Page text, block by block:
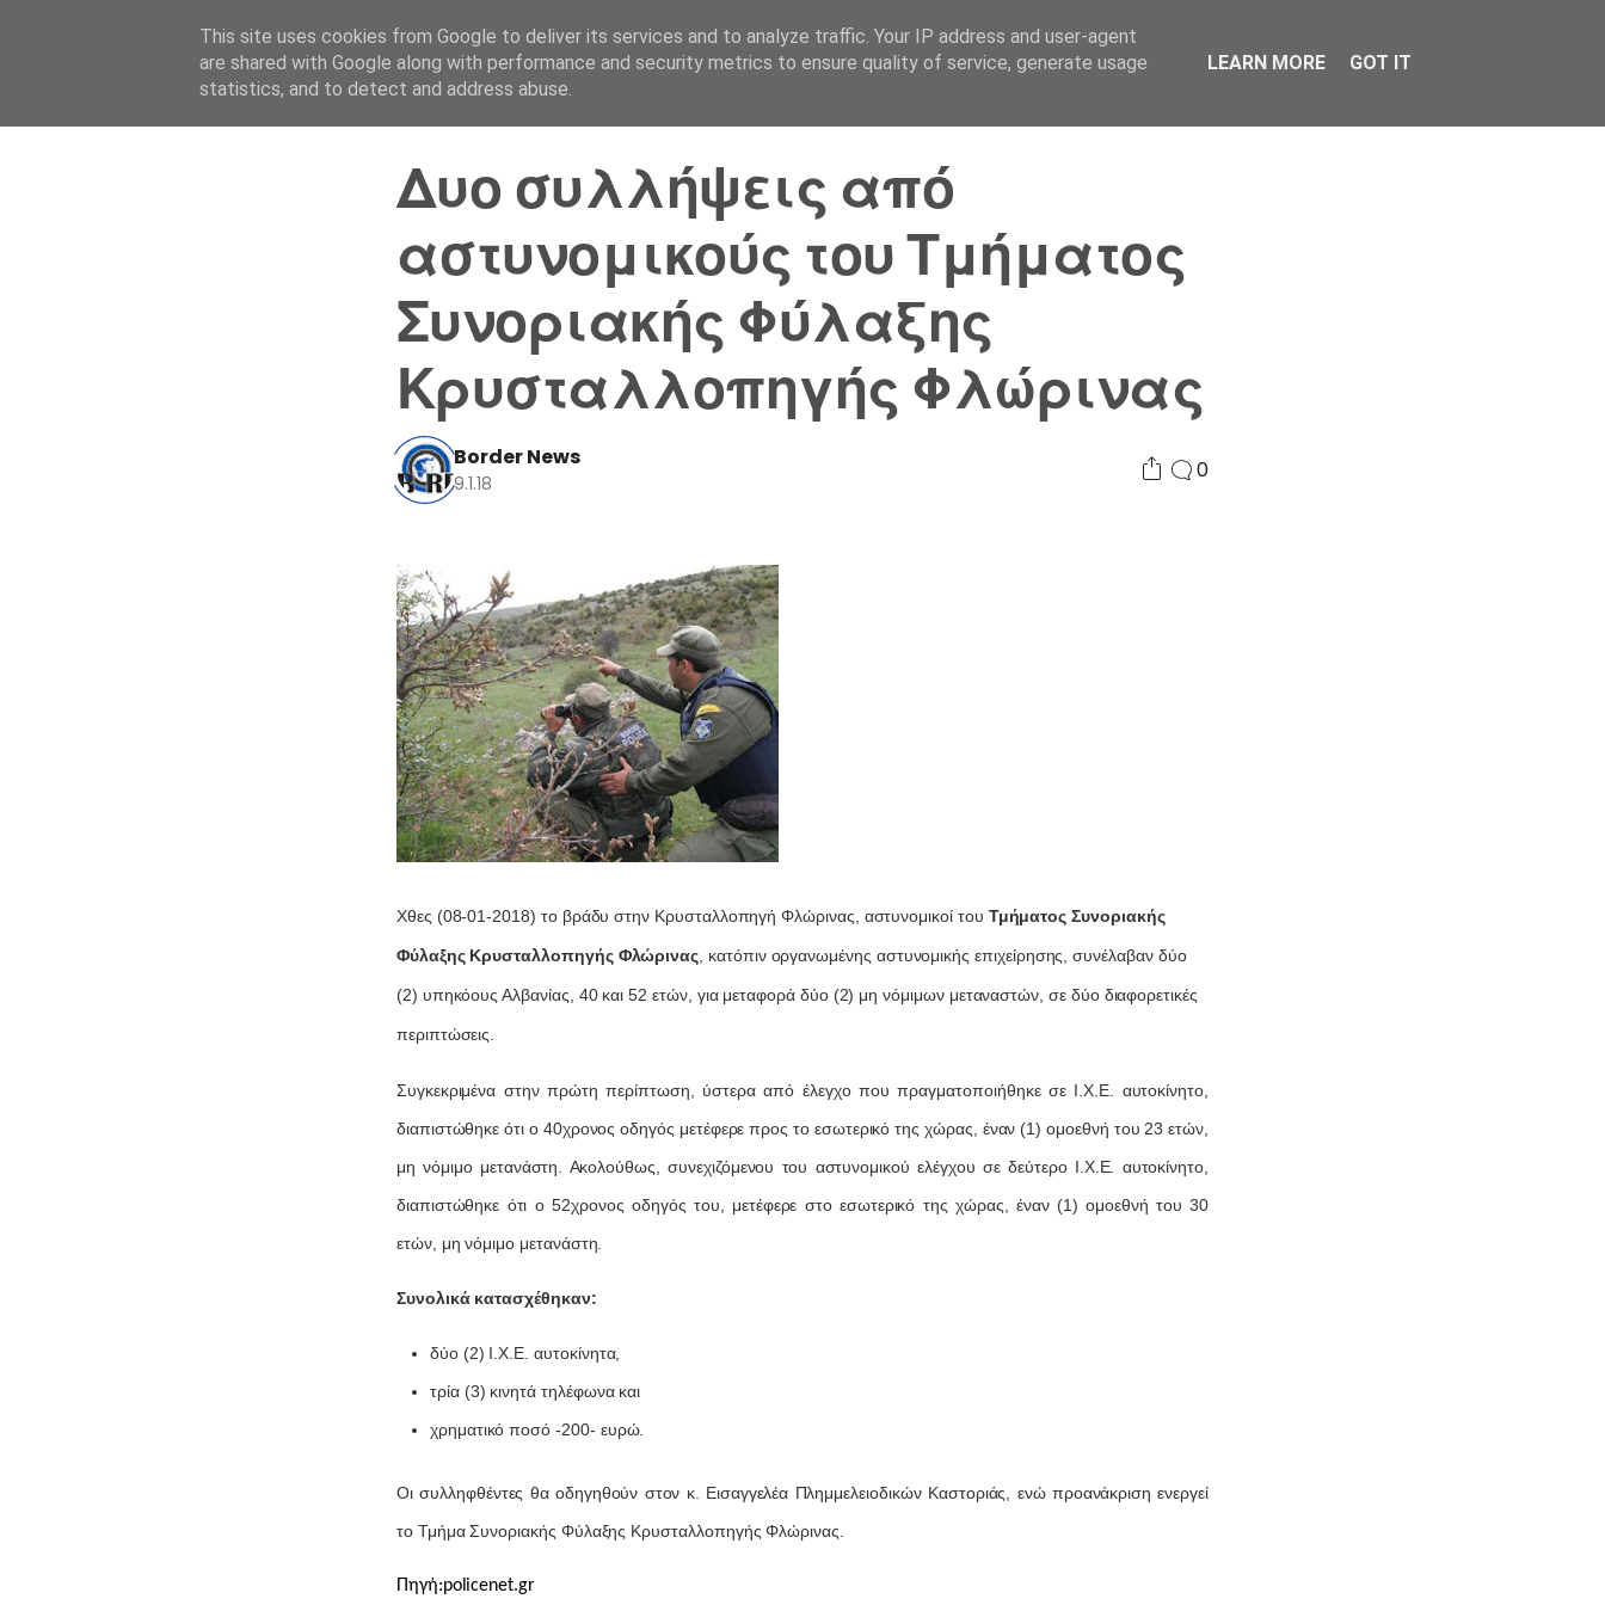
Αρχική Σελίδα Ελλάδα Συνδικαλισμός Σ.Α. Επικοινωνία Κόσμος
Δυο συλλήψεις από
αστυνομικούς του Τμήματος
Συνοριακής Φύλαξης
Κρυσταλλοπηγής Φλώρινας
Border News
9.1.18
0
Χθες (08-01-2018) το βράδυ στην Κρυσταλλοπηγή Φλώρινας, αστυνομικοί του Τμήματος Συνοριακής
Φύλαξης Κρυσταλλοπηγής Φλώρινας , κατόπιν οργανωμένης αστυνομικής επιχείρησης, συνέλαβαν δύο
(2) υπηκόους Αλβανίας, 40 και 52 ετών, για μεταφορά δύο (2) μη νόμιμων μεταναστών, σε δύο διαφορετικές
περιπτώσεις.
Συγκεκριμένα στην πρώτη περίπτωση, ύστερα από έλεγχο που πραγματοποιήθηκε σε Ι.Χ.Ε. αυτοκίνητο,
διαπιστώθηκε ότι ο 40χρονος οδηγός μετέφερε προς το εσωτερικό της χώρας, έναν (1) ομοεθνή του 23 ετών,
μη νόμιμο μετανάστη. Ακολούθως, συνεχιζόμενου του αστυνομικού ελέγχου σε δεύτερο Ι.Χ.Ε. αυτοκίνητο,
διαπιστώθηκε ότι ο 52χρονος οδηγός του, μετέφερε στο εσωτερικό της χώρας, έναν (1) ομοεθνή του 30
ετών, μη νόμιμο μετανάστη.
Συνολικά κατασχέθηκαν:
δύο (2) Ι.Χ.Ε. αυτοκίνητα,
τρία (3) κινητά τηλέφωνα και
χρηματικό ποσό -200- ευρώ.
Οι συλληφθέντες θα οδηγηθούν στον κ. Εισαγγελέα Πλημμελειοδικών Καστοριάς, ενώ προανάκριση ενεργεί
το Τμήμα Συνοριακής Φύλαξης Κρυσταλλοπηγής Φλώρινας.
Πηγή:policenet.gr
This site uses cookies from Google to deliver its services and to analyze traffic. Your IP address and user-agent
are shared with Google along with performance and security metrics to ensure quality of service, generate usage
statistics, and to detect and address abuse.
LEARN MORE GOT IT